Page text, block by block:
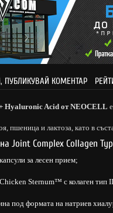
ПУБЛИКУВАЙ КОМЕНТАР
Hyaluronic Acid от NEOCELL
пшеница и лактоза, като в
Joint Complex Collagen
за лесен прием;
Sternum™ с колаген тип
под формата на натриев